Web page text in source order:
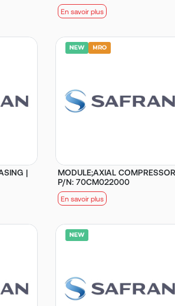
En savoir plus
|
MODULE;AXIAL
P/N: 70CM022000
En savoir plus